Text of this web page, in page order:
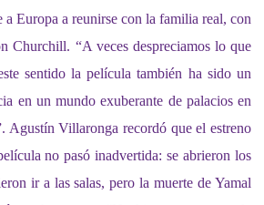
a Europa a reunirse con la familia real, con
Churchill. “A veces despreciamos lo que
sentido la película también ha sido un
en un mundo exuberante de palacios en
Agustín Villaronga recordó que el estreno
no pasó inadvertida: se abrieron los
ir a las salas, pero la muerte deYamal